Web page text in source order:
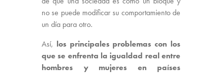
no se puede modificar su comportamiento de
un día para otro.
Así, los principales problemas con los
que se enfrenta la igualdad real entre
hombres y mujeres en países